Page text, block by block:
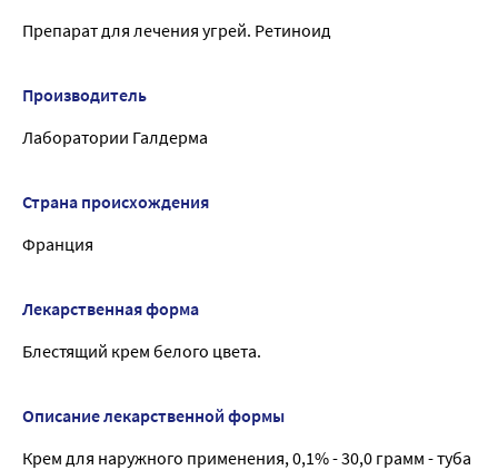
Препарат для лечения угрей. Ретиноид
Производитель
Лаборатории Галдерма
Страна происхождения
Франция
Лекарственная форма
Блестящий крем белого цвета.
Описание лекарственной формы
Крем для наружного применения, 0,1% - 30,0 грамм - туба